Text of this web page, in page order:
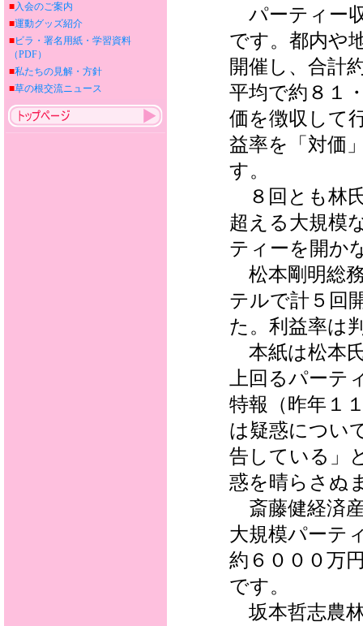
■入会のご案内
■運動グッズ紹介
■ビラ・署名用紙・学習資料
（PDF）
■私たちの見解・方針
■草の根交流ニュース
パーティー
です。都内や
開催し、合計
平均で約８１
価を徴収して
益率を「対価
す。
８回とも林
超える大規模
ティーを開か
松本剛明総
テルで計５回
た。利益率は
本紙は松本
上回るパーテ
特報（昨年１
は疑惑につい
告している」
惑を晴らさぬ
斎藤健経済
大規模パーテ
約６０００万
です。
坂本哲志農